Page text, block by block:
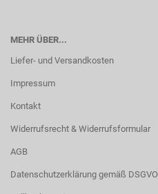
MEHR ÜBER...
Liefer- und Versandkosten
Impressum
Kontakt
Widerrufsrecht & Widerrufsformular
AGB
Datenschutzerklärung gemäß DSGVO